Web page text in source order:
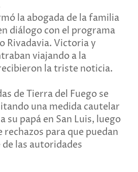
la abogada de la familia
diálogo con el programa
Rivadavia. Victoria y
viajando a la
la triste noticia.
de Tierra del Fuego se
una medida cautelar
su papá en San Luis, luego
rechazos para que puedan
las autoridades